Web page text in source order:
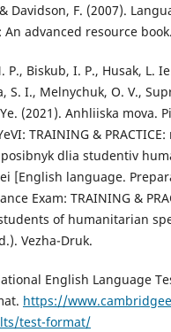
Davidson, F. (2007).
An advanced resource
P., Biskub, I. P., Husak, L.
S. I., Melnychuk, O. V.,
(2021). Anhliiska mova.
TRAINING &
dlia studentiv
[English language.
Exam: TRAINING &
of humanitarian
Vezha-Druk.
English Language
https://
test-format/